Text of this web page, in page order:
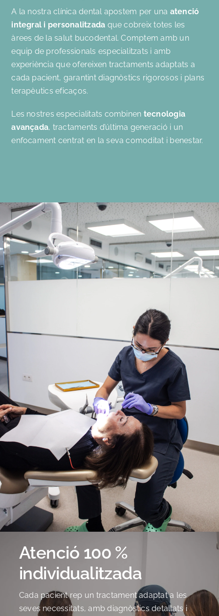
A la nostra clínica dental apostem per una atenció
integral i personalitzada que cobreix totes les
àrees de la salut bucodental. Comptem amb un
equip de professionals especialitzats i amb
experiència que ofereixen tractaments adaptats a
cada pacient, garantint diagnòstics rigorosos i plans
terapèutics eficaços.
Les nostres especialitats combinen tecnologia
avançada, tractaments d’última generació i un
enfocament centrat en la seva comoditat i benestar.
Atenció 100 %
individualitzada
Cada pacient rep un tractament adaptat a les
seves necessitats, amb diagnòstics detallats i